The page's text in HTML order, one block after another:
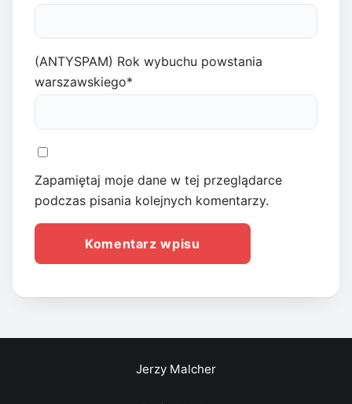
(ANTYSPAM) Rok wybuchu powstania
warszawskiego*
Zapamiętaj moje dane w tej przeglądarce
podczas pisania kolejnych komentarzy.
Jerzy Malcher